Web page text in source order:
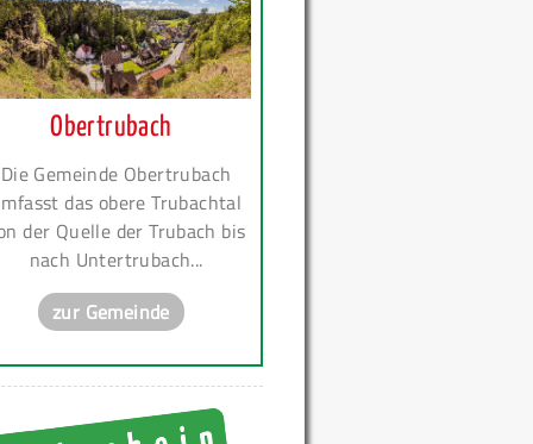
Obertrubach
Die Gemeinde Obertrubach
das obere Trubachtal
der Quelle der Trubach bis
nach Untertrubach...
zur Gemeinde